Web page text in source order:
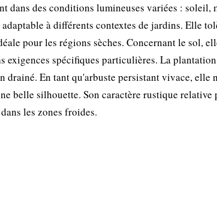
dans des conditions lumineuses variées : soleil,
à différents contextes de jardins. Elle
pour les régions sèches. Concernant le sol,
exigences spécifiques particulières. La plantation
drainé. En tant qu'arbuste persistant vivace, elle
belle silhouette. Son caractère rustique relative
les zones froides.